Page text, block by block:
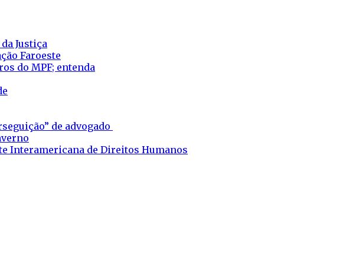
Justiça
Faroeste
do MPF; entenda
de advogado
Interamericana de Direitos Humanos